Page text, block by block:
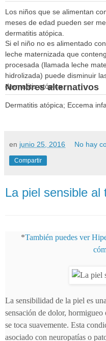
Los niños que se alimentan
meses de edad pueden ser
dermatitis atópica.
Si el niño no es alimentado
leche maternizada que
procesada (llamada leche
hidrolizada) puede disminuir
dermatitis atópica.
Nombres alternativos
Dermatitis atópica; Eccema
en junio 25, 2016 No hay
Compartir
La piel sensible al
*También puedes ver
La sensibilidad de la piel es
sensación de dolor,
se toca suavemente. Esta
asociado con neuropatías o